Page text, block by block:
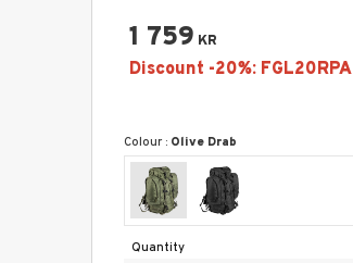
1 759 KR
Colour : Olive Drab
Quantity